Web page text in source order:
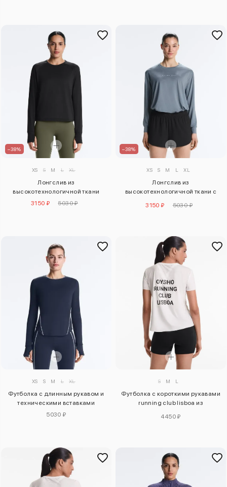
–38%
XS S M L XL
Лонгслив из
высокотехнологичной ткани
3150 ₽
5030 ₽
–38%
XS S M L XL
Лонгслив из
высокотехнологичной ткани с
3150 ₽ 5030 ₽
XS S M L XL
Футболка с длинным рукавом и
техническими вставками
5030 ₽
S M L
Футболка с короткими рукавами
running club lisboa из
4450 ₽